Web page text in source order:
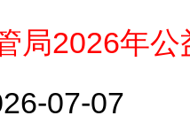
局2026年
07-07